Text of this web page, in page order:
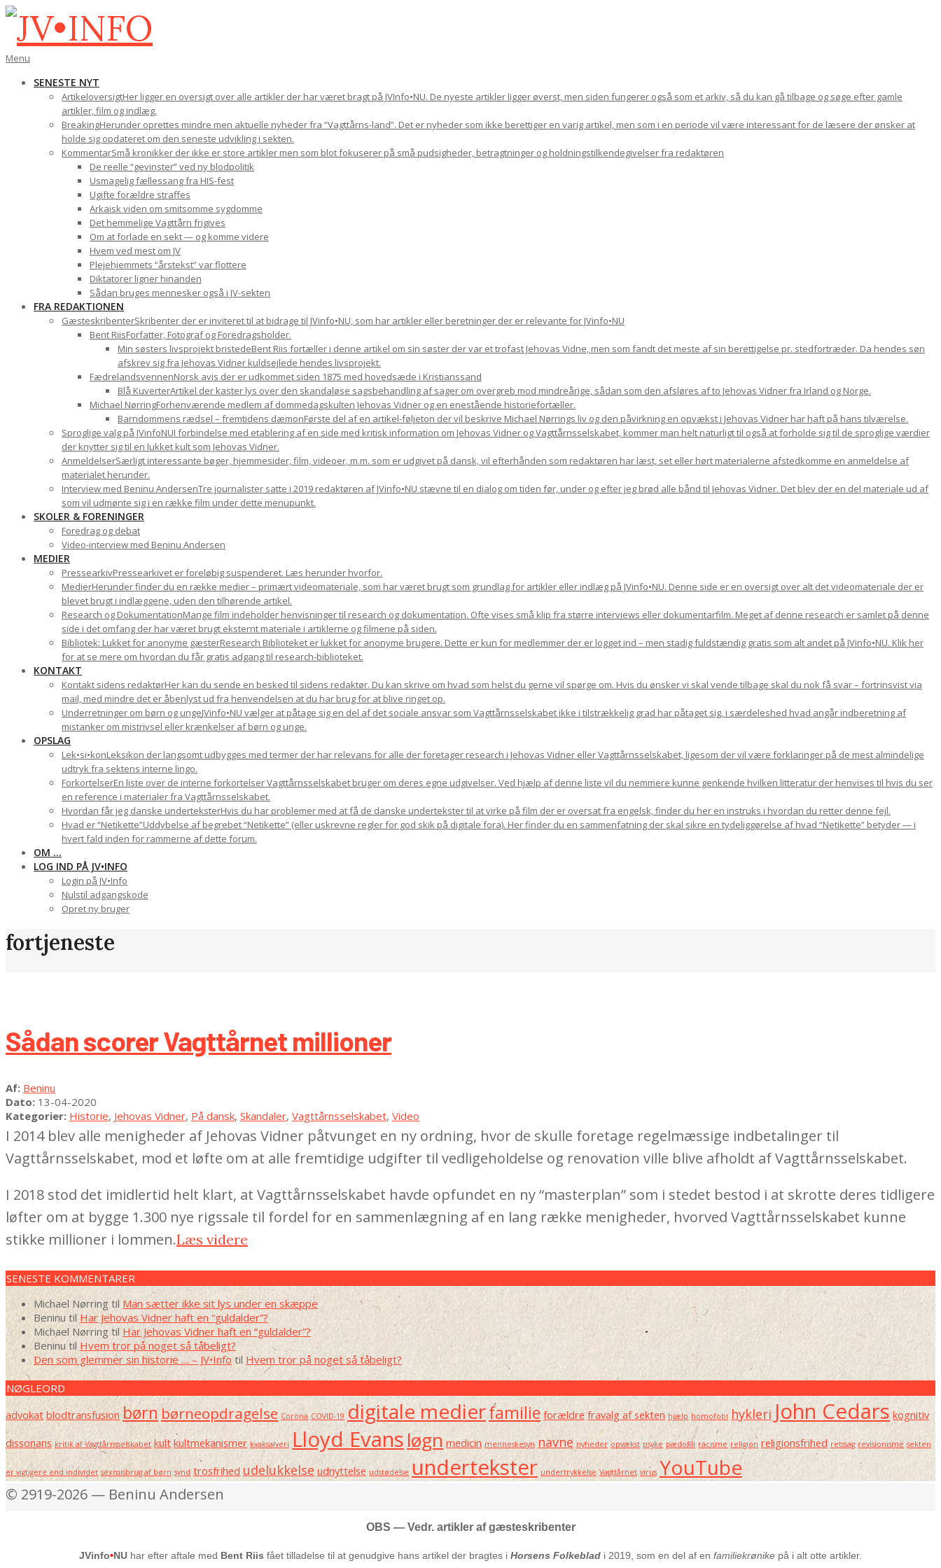
Gå
indhold
JV•INFO
Den
navigations-
Menu
SENESTE NYT
ArtikeloversigtHer ligger en oversigt over alle artikler der har været bragt på JVInfo•NU. De nyeste artikler ligger øverst, men siden fungerer også som et arkiv, så du kan gå tilbage og søge efter gamle
artikler, film og indlæg.
BreakingHerunder oprettes mindre men aktuelle nyheder fra “Vagttårns-land”. Det er nyheder som ikke berettiger en varig artikel, men som i en periode vil være interessant for de læsere der ønsker at
holde sig opdateret om den seneste udvikling i sekten.
KommentarSmå kronikker der ikke er store artikler men som blot fokuserer på små pudsigheder, betragtninger og holdningstilkendegivelser fra redaktøren
De reelle “gevinster” ved ny blodpolitik
Usmagelig fællessang fra HIS-fest
Ugifte forældre straffes
Arkaisk viden om smitsomme sygdomme
Det hemmelige Vagttårn frigives
Om at forlade en sekt — og komme videre
Hvem ved mest om JV
Plejehjemmets “årstekst” var flottere
Diktatorer ligner hinanden
Sådan bruges mennesker også i JV-sekten
FRA REDAKTIONEN
GæsteskribenterSkribenter der er inviteret til at bidrage til JVinfo•NU, som har artikler eller beretninger der er relevante for JVinfo•NU
Bent RiisForfatter, Fotograf og Foredragsholder.
Min søsters livsprojekt bristedeBent Riis fortæller i denne artikel om sin søster der var et trofast Jehovas Vidne, men som fandt det meste af sin berettigelse pr. stedfortræder. Da hendes søn
afskrev sig fra Jehovas Vidner kuldsejlede hendes livsprojekt.
FædrelandsvennenNorsk avis der er udkommet siden 1875 med hovedsæde i Kristianssand
Blå KuverterArtikel der kaster lys over den skandaløse sagsbehandling af sager om overgreb mod mindreårige, sådan som den afsløres af to Jehovas Vidner fra Irland og Norge.
Michael NørringForhenværende medlem af dommedagskulten Jehovas Vidner og en enestående historiefortæller.
Barndommens rædsel – fremtidens dæmonFørste del af en artikel-føljeton der vil beskrive Michael Nørrings liv og den påvirkning en opvækst i Jehovas Vidner har haft på hans tilværelse.
Sproglige valg på JVinfoNUI forbindelse med etablering af en side med kritisk information om Jehovas Vidner og Vagttårnsselskabet, kommer man helt naturligt til også at forholde sig til de sproglige værdier
der knytter sig til en lukket kult som Jehovas Vidner.
AnmeldelserSærligt interessante bøger, hjemmesider, film, videoer, m.m. som er udgivet på dansk, vil efterhånden som redaktøren har læst, set eller hørt materialerne afstedkomme en anmeldelse af
materialet herunder.
Interview med Beninu AndersenTre journalister satte i 2019 redaktøren af JVinfo•NU stævne til en dialog om tiden før, under og efter jeg brød alle bånd til Jehovas Vidner. Det blev der en del materiale ud af
som vil udmønte sig i en række film under dette menupunkt.
SKOLER & FORENINGER
Foredrag og debat
Video-interview med Beninu Andersen
MEDIER
PressearkivPressearkivet er foreløbig suspenderet. Læs herunder hvorfor.
MedierHerunder finder du en række medier – primært videomateriale, som har været brugt som grundlag for artikler eller indlæg på JVinfo•NU. Denne side er en oversigt over alt det videomateriale der er
blevet brugt i indlæggene, uden den tilhørende artikel.
Research og DokumentationMange film indeholder henvisninger til research og dokumentation. Ofte vises små klip fra større interviews eller dokumentarfilm. Meget af denne research er samlet på denne
side i det omfang der har været brugt eksternt materiale i artiklerne og filmene på siden.
Bibliotek: Lukket for anonyme gæsterResearch Biblioteket er lukket for anonyme brugere. Dette er kun for medlemmer der er logget ind – men stadig fuldstændig gratis som alt andet på JVinfo•NU. Klik her
for at se mere om hvordan du får gratis adgang til research-biblioteket.
KONTAKT
Kontakt sidens redaktørHer kan du sende en besked til sidens redaktør. Du kan skrive om hvad som helst du gerne vil spørge om. Hvis du ønsker vi skal vende tilbage skal du nok få svar – fortrinsvist via
mail, med mindre det er åbenlyst ud fra henvendelsen at du har brug for at blive ringet op.
Underretninger om børn og ungeJVinfo•NU vælger at påtage sig en del af det sociale ansvar som Vagttårnsselskabet ikke i tilstrækkelig grad har påtaget sig, i særdeleshed hvad angår indberetning af
mistanker om mistrivsel eller krænkelser af børn og unge.
OPSLAG
Lek•si•konLeksikon der langsomt udbygges med termer der har relevans for alle der foretager research i Jehovas Vidner eller Vagttårnsselskabet, ligesom der vil være forklaringer på de mest almindelige
udtryk fra sektens interne lingo.
ForkortelserEn liste over de interne forkortelser Vagttårnsselskabet bruger om deres egne udgivelser. Ved hjælp af denne liste vil du nemmere kunne genkende hvilken litteratur der henvises til hvis du ser
en reference i materialer fra Vagttårnsselskabet.
Hvordan får jeg danske underteksterHvis du har problemer med at få de danske undertekster til at virke på film der er oversat fra engelsk, finder du her en instruks i hvordan du retter denne fejl.
Hvad er “Netikette”Uddybelse af begrebet “Netikette” (eller uskrevne regler for god skik på digitale fora). Her finder du en sammenfatning der skal sikre en tydeliggørelse af hvad “Netikette” betyder — i
hvert fald inden for rammerne af dette forum.
OM …
LOG IND PÅ JV•INFO
Login på JV•Info
Nulstil adgangskode
Opret ny bruger
fortjeneste
Sådan scorer Vagttårnet millioner
2020-
04-
13
Af: Beninu
Dato: 13-04-2020
Kategorier: Historie, Jehovas Vidner, På dansk, Skandaler, Vagttårnsselskabet, Video
I 2014 blev alle menigheder af Jehovas Vidner påtvunget en ny ordning, hvor de skulle foretage regelmæssige indbetalinger til
Vagttårnsselskabet, mod et løfte om at alle fremtidige udgifter til vedligeholdelse og renovation ville blive afholdt af Vagttårnsselskabet.
I 2018 stod det imidlertid helt klart, at Vagttårnsselskabet havde opfundet en ny “masterplan” som i stedet bestod i at skrotte deres tidligere
løfter om at bygge 1.300 nye rigssale til fordel for en sammenlægning af en lang række menigheder, hvorved Vagttårnsselskabet kunne
stikke millioner i lommen.Læs videre
SENESTE KOMMENTARER
Michael Nørring til Man sætter ikke sit lys under en skæppe
Beninu til Har Jehovas Vidner haft en “guldalder”?
Michael Nørring til Har Jehovas Vidner haft en “guldalder”?
Beninu til Hvem tror på noget så tåbeligt?
Den som glemmer sin historie … – JV•Info til Hvem tror på noget så tåbeligt?
NØGLEORD
advokat blodtransfusion børn børneopdragelse Corona COVID-19 digitale medierfamilie forældre fravalg af sekten hjælp homofobi hykleri John Cedars kognitiv
dissonans kritik af Vagttårnsselskabet kult kultmekanismer kvaksalveri Lloyd Evansløgn medicin menneskesyn navne nyheder opvækst psyke pædofili racisme religion religionsfrihed retssag revisionisme sekten
er vigtigere end individet sexmisbrug af børn synd trosfrihed udelukkelse udnyttelse udstødelse undertekster undertrykkelse Vagttårnet virus YouTube
© 2919-2026 — Beninu Andersen
OBS — Vedr. artikler af gæsteskribenter
JVinfo•NU har efter aftale med Bent Riis fået tilladelse til at genudgive hans artikel der bragtes i Horsens Folkeblad i 2019, som en del af en familiekrønike på i alt otte artikler.